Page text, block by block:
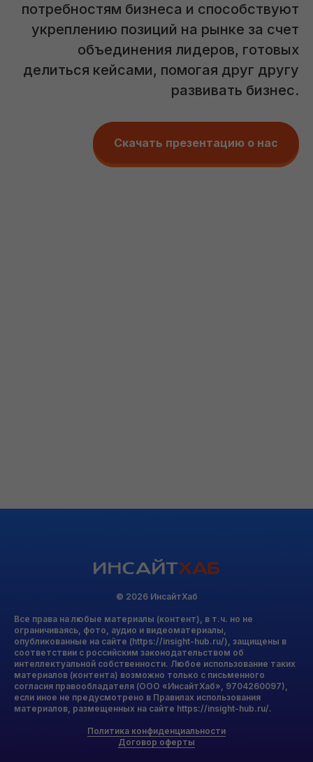
потребностям бизнеса и способствуют
укреплению позиций на рынке за счет
объединения лидеров, готовых
делиться кейсами, помогая друг другу
развивать бизнес.
Скачать презентацию о нас
© 2026 ИнсайтХаб
Все права на любые материалы (контент), в т.ч. но не
ограничиваясь, фото, аудио и видеоматериалы,
опубликованные на сайте (https://insight-hub.ru/), защищены в
соответствии с российским законодательством об
интеллектуальной собственности. Любое использование таких
материалов (контента) возможно только с письменного
согласия правообладателя (ООО «ИнсайтХаб», 9704260097),
если иное не предусмотрено в Правилах использования
материалов, размещенных на сайте https://insight-hub.ru/.
Политика конфиденциальности
Договор оферты